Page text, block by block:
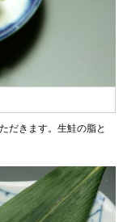
だきます。生鮭の脂と